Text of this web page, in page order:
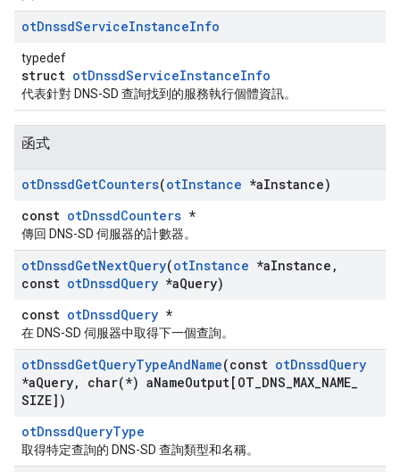
otDnssdServiceInstanceInfo
typedef
struct otDnssdServiceInstanceInfo
代表針對 DNS-SD 查詢找到的服務執行個體資訊。
函式
otDnssdGetCounters(otInstance *aInstance)
const otDnssdCounters *
傳回 DNS-SD 伺服器的計數器。
otDnssdGetNextQuery(otInstance *aInstance ,
const otDnssdQuery *aQuery)
const otDnssdQuery *
在 DNS-SD 伺服器中取得下一個查詢。
otDnssdGetQueryTypeAndName(const otDnssdQuery
*aQuery, char(*) aNameOutput[OT DNS MAX NAME
SIZE])
otDnssdQueryType
取得特定查詢的 DNS-SD 查詢類型和名稱。